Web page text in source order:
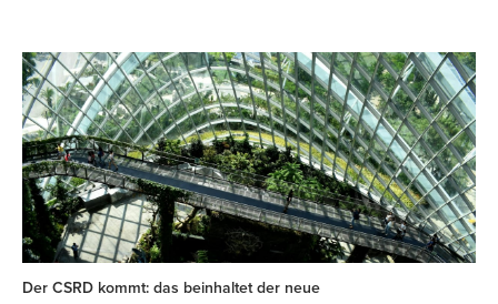
Der CSRD kommt: das beinhaltet der neue